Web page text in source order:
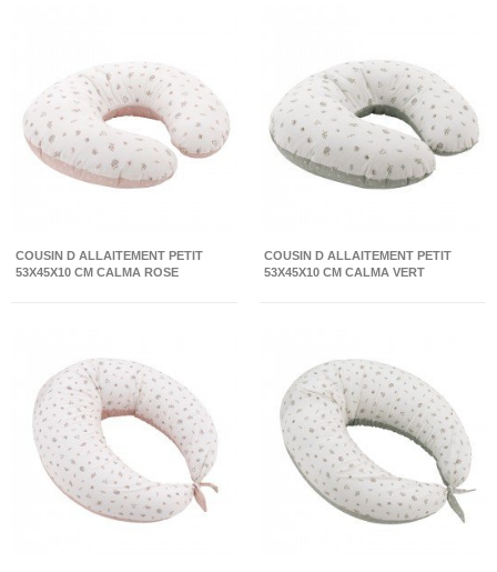
COUSIN D ALLAITEMENT PETIT
53X45X10 CM CALMA ROSE
COUSIN D ALLAITEMENT PETIT
53X45X10 CM CALMA VERT